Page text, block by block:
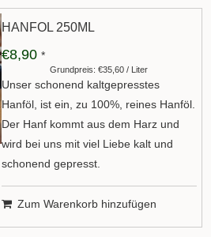
HANFÖL 250ML
€8,90 *
Grundpreis: €35,60 / Liter
Unser schonend kaltgepresstes
Hanföl, ist ein, zu 100%, reines Hanföl.
Der Hanf kommt aus dem Harz und
wird bei uns mit viel Liebe kalt und
schonend gepresst.
Zum Warenkorb hinzufügen